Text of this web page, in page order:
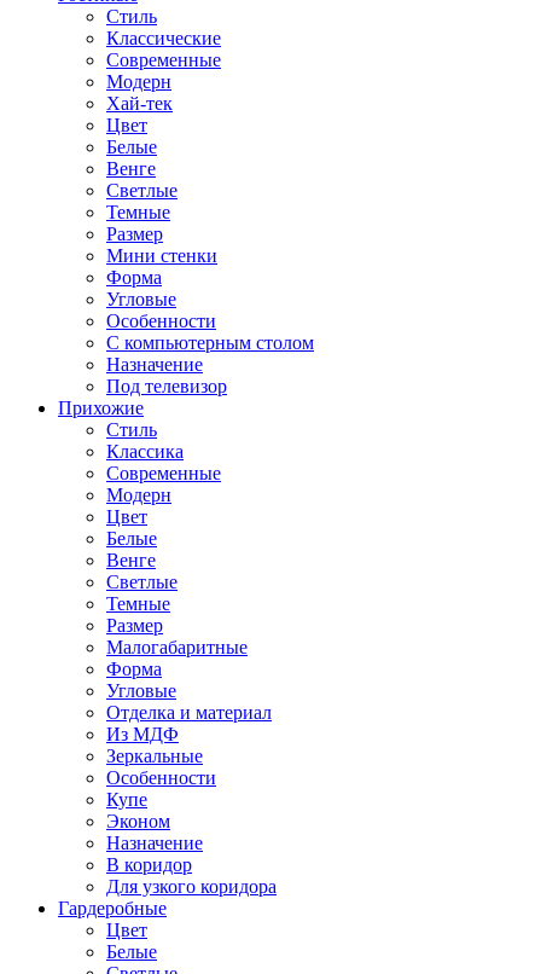
Стиль
Классические
Современные
Модерн
Хай-тек
Цвет
Белые
Венге
Светлые
Темные
Размер
Мини стенки
Форма
Угловые
Особенности
С компьютерным столом
Назначение
Под телевизор
Прихожие
Стиль
Классика
Современные
Модерн
Цвет
Белые
Венге
Светлые
Темные
Размер
Малогабаритные
Форма
Угловые
Отделка и материал
Из МДФ
Зеркальные
Особенности
Купе
Эконом
Назначение
В коридор
Для узкого коридора
Гардеробные
Цвет
Белые